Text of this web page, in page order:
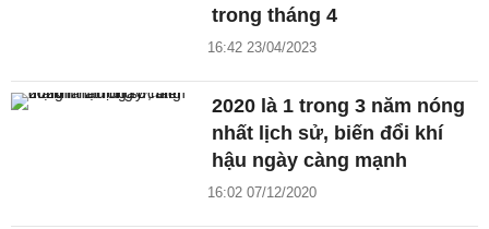
trong tháng 4
16:42 23/04/2023
2020 là 1 trong 3 năm nóng
nhất lịch sử, biến đổi khí
hậu ngày càng mạnh
16:02 07/12/2020